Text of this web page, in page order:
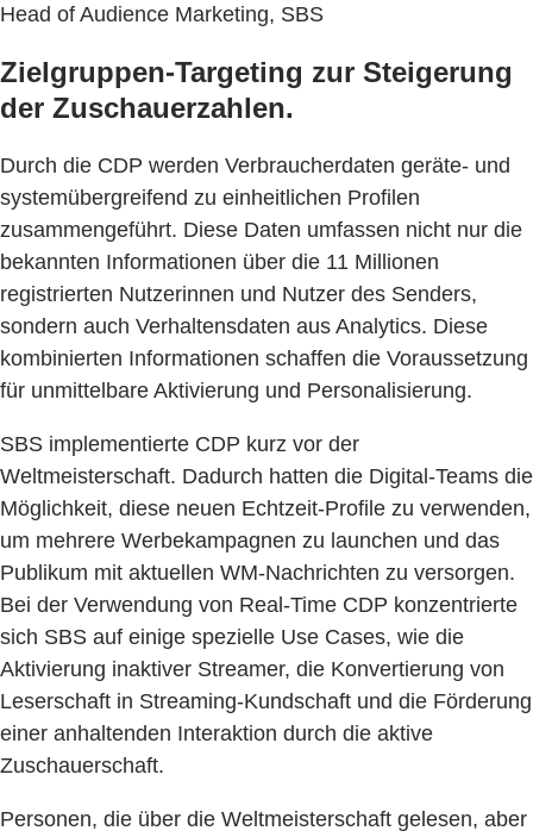
Head of Audience Marketing, SBS
Zielgruppen-Targeting zur Steigerung
der Zuschauerzahlen.
Durch die CDP werden Verbraucherdaten geräte- und
systemübergreifend zu einheitlichen Profilen
zusammengeführt. Diese Daten umfassen nicht nur die
bekannten Informationen über die 11 Millionen
registrierten Nutzerinnen und Nutzer des Senders,
sondern auch Verhaltensdaten aus Analytics. Diese
kombinierten Informationen schaffen die Voraussetzung
für unmittelbare Aktivierung und Personalisierung.
SBS implementierte CDP kurz vor der
Weltmeisterschaft. Dadurch hatten die Digital-Teams die
Möglichkeit, diese neuen Echtzeit-Profile zu verwenden,
um mehrere Werbekampagnen zu launchen und das
Publikum mit aktuellen WM-Nachrichten zu versorgen.
Bei der Verwendung von Real-Time CDP konzentrierte
sich SBS auf einige spezielle Use Cases, wie die
Aktivierung inaktiver Streamer, die Konvertierung von
Leserschaft in Streaming-Kundschaft und die Förderung
einer anhaltenden Interaktion durch die aktive
Zuschauerschaft.
Personen, die über die Weltmeisterschaft gelesen, aber